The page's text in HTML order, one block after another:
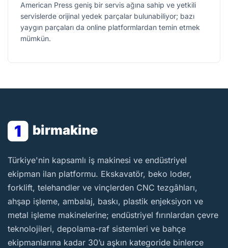
American Press geniş bir servis ağına sahip ve yetkili
servislerde orijinal yedek parçalar bulunabiliyor; bazı
yaygın parçaları da online platformlardan temin etmek
mümkün.
1 birmakine
BirMakine
Türkiye'nin kapsamlı iş makinesi ve endüstriyel
ekipman ilan platformu. Ekskavatör, beko loder,
forklift, telehandler ve vinçlerden CNC tezgâhları,
ahşap işleme, ambalaj, baskı, plastik enjeksiyon ve
metal işleme makinelerine; endüstriyel fırınlardan çevre
teknolojileri, depolama-raf sistemleri ve bahçe
ekipmanlarına kadar 30’u aşkın kategoride binlerce